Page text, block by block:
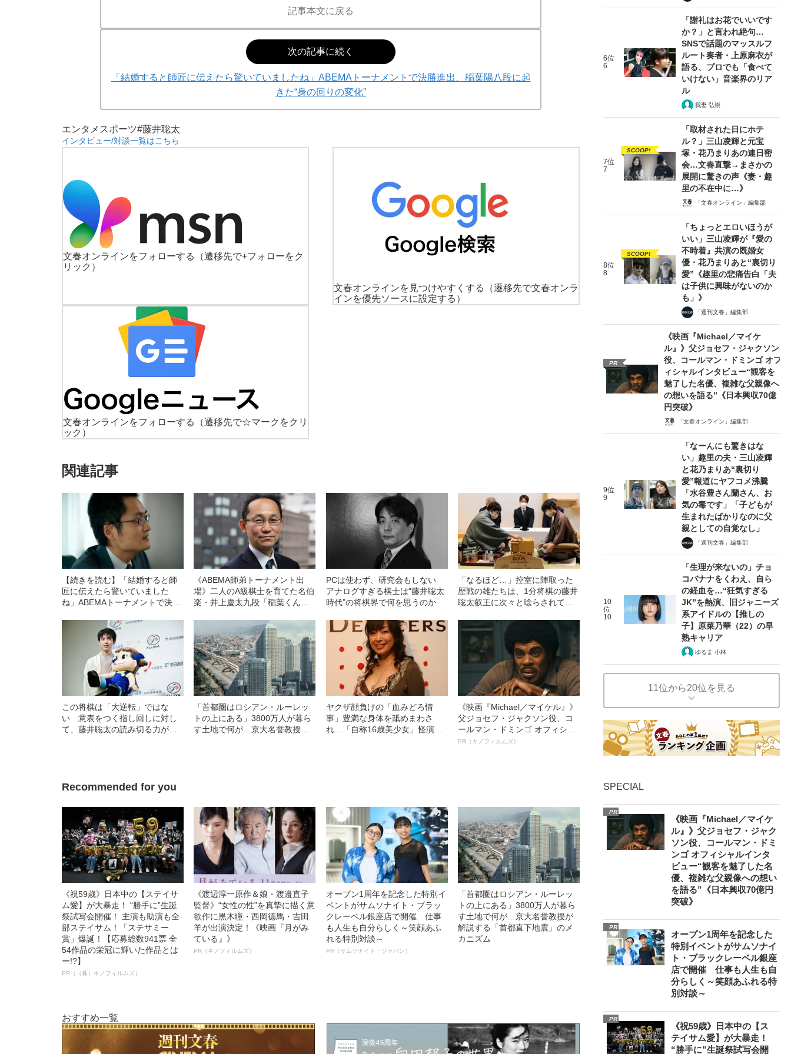
記事本文に戻る
次の記事に続く
「結婚すると師匠に伝えたら驚いていましたね」ABEMAトーナメントで決勝進出、稲葉陽八段に起
きた“身の回りの変化”
エンタメ スポーツ#藤井聡太
インタビュー/対談一覧はこちら
文春オンラインをフォローする
（遷移先で+フォローをク
リック）
文春オンラインを見つけやすくする
（遷移先で文春オンラ
インを優先ソースに設定する）
文春オンラインをフォローする
（遷移先で☆マークをクリ
ック）
関連記事
【続きを読む】「結婚すると師
匠に伝えたら驚いていました
ね」ABEMAトーナメントで決勝
《ABEMA師弟トーナメント出
場》二人のA級棋士を育てた名伯
楽・井上慶太九段「稲葉くんは
PCは使わず、研究会もしない
アナログすぎる棋士は“藤井聡太
時代”の将棋界で何を思うのか
「なるほど…」控室に陣取った
歴戦の雄たちは、1分将棋の藤井
聡太叡王に次々と唸らされてい
この将棋は「大逆転」ではな
い 意表をつく指し回しに対し
て、藤井聡太の読み切る力がぶ
「首都圏はロシアン・ルーレッ
トの上にある」3800万人が暮ら
す土地で何が…京大名誉教授が
ヤクザ顔負けの「血みどろ情
事」豊満な身体を舐めまわさ
れ…「自称16歳美少女」怪演
《映画『Michael／マイケル』》
父ジョセフ・ジャクソン役、コ
ールマン・ドミンゴ オフィシャ
ルインタビュー“観客を魅了した
PR（キノフィルムズ）
Recommended for you
《祝59歳》日本中の【ステイサ
ム愛】が大暴走！ “勝手に”生誕
祭試写会開催！ 主演も助演も全
部ステイサム！「ステサミー
賞」爆誕！【応募総数941票 全
54作品の栄冠に輝いた作品とは
ー!?】
PR（（株）キノフィルムズ）
《渡辺淳一原作＆娘・渡邉直子
監督》“女性の性”を真摯に描く意
欲作に黒木瞳・西岡德馬・吉田
羊が出演決定！《映画『月がみ
ている』》
PR（キノフィルムズ）
オープン1周年を記念した特別イ
ベントがサムソナイト・ブラッ
クレーベル銀座店で開催 仕事
も人生も自分らしく～笑顔あふ
れる特別対談～
PR（サムソナイト・ジャパン）
「首都圏はロシアン・ルーレッ
トの上にある」3800万人が暮ら
す土地で何が…京大名誉教授が
解説する「首都直下地震」のメ
カニズム
おすすめ一覧
6位
6
「謝礼はお花でいいです
か？」と言われ絶句…
SNSで話題のマッスルフ
ルート奏者・上原麻衣が
語る、プロでも「食べて
いけない」音楽界のリア
ル
我妻 弘崇
7位
7
SCOOP!
「取材された日にホテ
ル？」三山凌輝と元宝
塚・花乃まりあの連日密
会…文春直撃→まさかの
展開に驚きの声《妻・趣
里の不在中に…》
「文春オンライン」編集部
8位
8
SCOOP!
「ちょっとエロいほうが
いい」三山凌輝が『愛の
不時着』共演の既婚女
優・花乃まりあと“裏切り
愛”《趣里の悲痛告白「夫
は子供に興味がないのか
も」》
「週刊文春」編集部
PR
《映画『Michael／マイケ
ル』》父ジョセフ・ジャクソン
役、コールマン・ドミンゴ オフ
ィシャルインタビュー“観客を
魅了した名優、複雑な父親像へ
の想いを語る”《日本興収70億
円突破》
「文春オンライン」編集部
9位
9
「なーんにも驚きはな
い」趣里の夫・三山凌輝
と花乃まりあ“裏切り
愛”報道にヤフコメ沸騰
「水谷豊さん蘭さん、お
気の毒です」「子どもが
生まれたばかりなのに父
親としての自覚なし」
「週刊文春」編集部
10
位
10
「生理が来ないの」チョ
コバナナをくわえ、自ら
の経血を…“狂気すぎる
JK”を熱演、旧ジャニーズ
系アイドルの【推しの
子】原菜乃華（22）の早
熟キャリア
ゆるま 小林
11位から20位を見る
SPECIAL
PR
《映画『Michael／マイケ
ル』》父ジョセフ・ジャク
ソン役、コールマン・ドミ
ンゴ オフィシャルインタ
ビュー“観客を魅了した名
優、複雑な父親像への想い
を語る”《日本興収70億円
突破》
PR
オープン1周年を記念した
特別イベントがサムソナイ
ト・ブラックレーベル銀座
店で開催 仕事も人生も自
分らしく～笑顔あふれる特
別対談～
PR
《祝59歳》日本中の【ス
テイサム愛】が大暴走！
“勝手に”生誕祭試写会開